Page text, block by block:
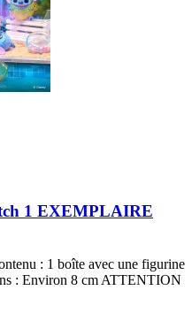
1 EXEMPLAIRE
: 1 boîte avec une figurine
: Environ 8 cm ATTENTION